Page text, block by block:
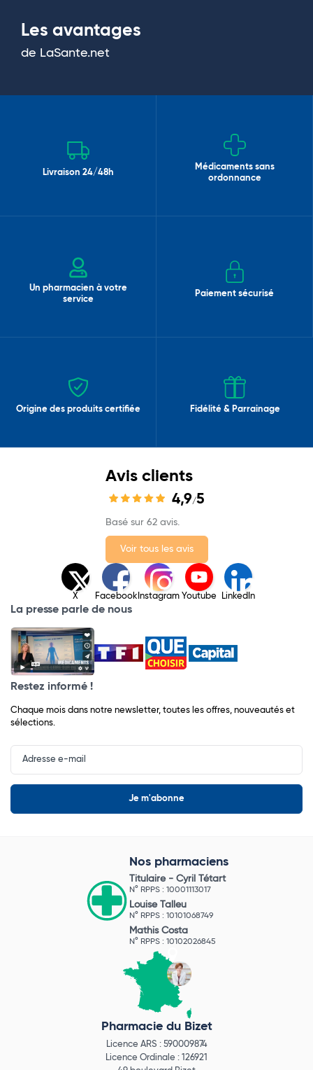
Les avantages
de LaSante.net
Livraison 24/48h
Médicaments sans
ordonnance
Un pharmacien à votre
service
Paiement sécurisé
Origine des produits certifiée Fidélité & Parrainage
Avis clients
4,9/5
Basé sur 62 avis.
Voir tous les avis
X Facebook Instagram Youtube LinkedIn
La presse parle de nous
Restez informé !
Chaque mois dans notre newsletter, toutes les offres, nouveautés et
sélections.
Input
Newsletter
Nos pharmaciens
Titulaire - Cyril Tétart
N° RPPS : 10001113017
Louise Talleu
N° RPPS : 10101068749
Mathis Costa
N° RPPS : 10102026845
Pharmacie du Bizet
Licence ARS : 590009874
Licence Ordinale : 126921